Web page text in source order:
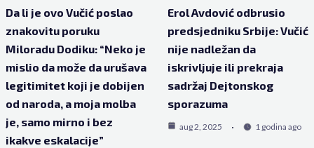
Da li je ovo Vučić poslao
znakovitu poruku
Miloradu Dodiku: “Neko je
mislio da može da urušava
legitimitet koji je dobijen
od naroda, a moja molba
je, samo mirno i bez
ikakve eskalacije”
Erol Avdović odbrusio
predsjedniku Srbije: Vučić
nije nadležan da
iskrivljuje ili prekraja
sadržaj Dejtonskog
sporazuma
aug 2, 2025 1 godina ago